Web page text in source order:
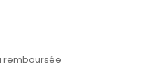
remboursée